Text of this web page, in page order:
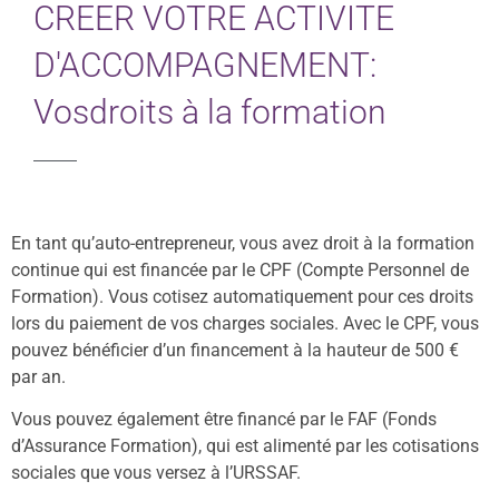
CREER VOTRE ACTIVITE
D'ACCOMPAGNEMENT:
Vosdroits à la formation
En tant qu’auto-entrepreneur, vous avez droit à la formation
continue qui est financée par le CPF (Compte Personnel de
Formation). Vous cotisez automatiquement pour ces droits
lors du paiement de vos charges sociales. Avec le CPF, vous
pouvez bénéficier d’un financement à la hauteur de 500 €
par an.
Vous pouvez également être financé par le FAF (Fonds
d’Assurance Formation), qui est alimenté par les cotisations
sociales que vous versez à l’URSSAF.